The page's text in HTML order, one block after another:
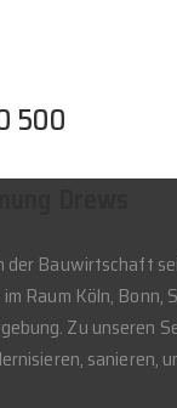
500
der Bauwirtschaft
Raum Köln, Bonn,
Zu unseren
sanieren,